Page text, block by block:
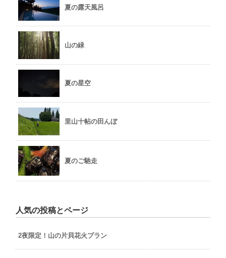
夏の露天風呂
山の緑
夏の星空
里山十帖の田んぼ
夏のご馳走
人気の投稿とページ
2夜限定！山の片貝花火プラン